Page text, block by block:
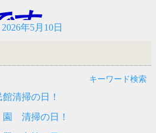
す。
2026年5月10日
キーワード検索
清掃の日！
清掃の日！